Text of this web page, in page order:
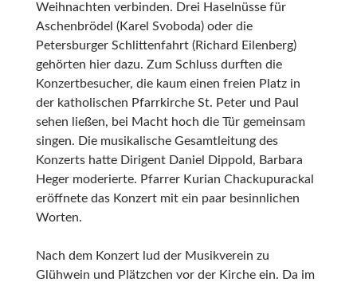
Weihnachten verbinden. Drei Haselnüsse für
Aschenbrödel (Karel Svoboda) oder die
Petersburger Schlittenfahrt (Richard Eilenberg)
gehörten hier dazu. Zum Schluss durften die
Konzertbesucher, die kaum einen freien Platz in
der katholischen Pfarrkirche St. Peter und Paul
sehen ließen, bei Macht hoch die Tür gemeinsam
singen. Die musikalische Gesamtleitung des
Konzerts hatte Dirigent Daniel Dippold, Barbara
Heger moderierte. Pfarrer Kurian Chackupurackal
eröffnete das Konzert mit ein paar besinnlichen
Worten.
Nach dem Konzert lud der Musikverein zu
Glühwein und Plätzchen vor der Kirche ein. Da im